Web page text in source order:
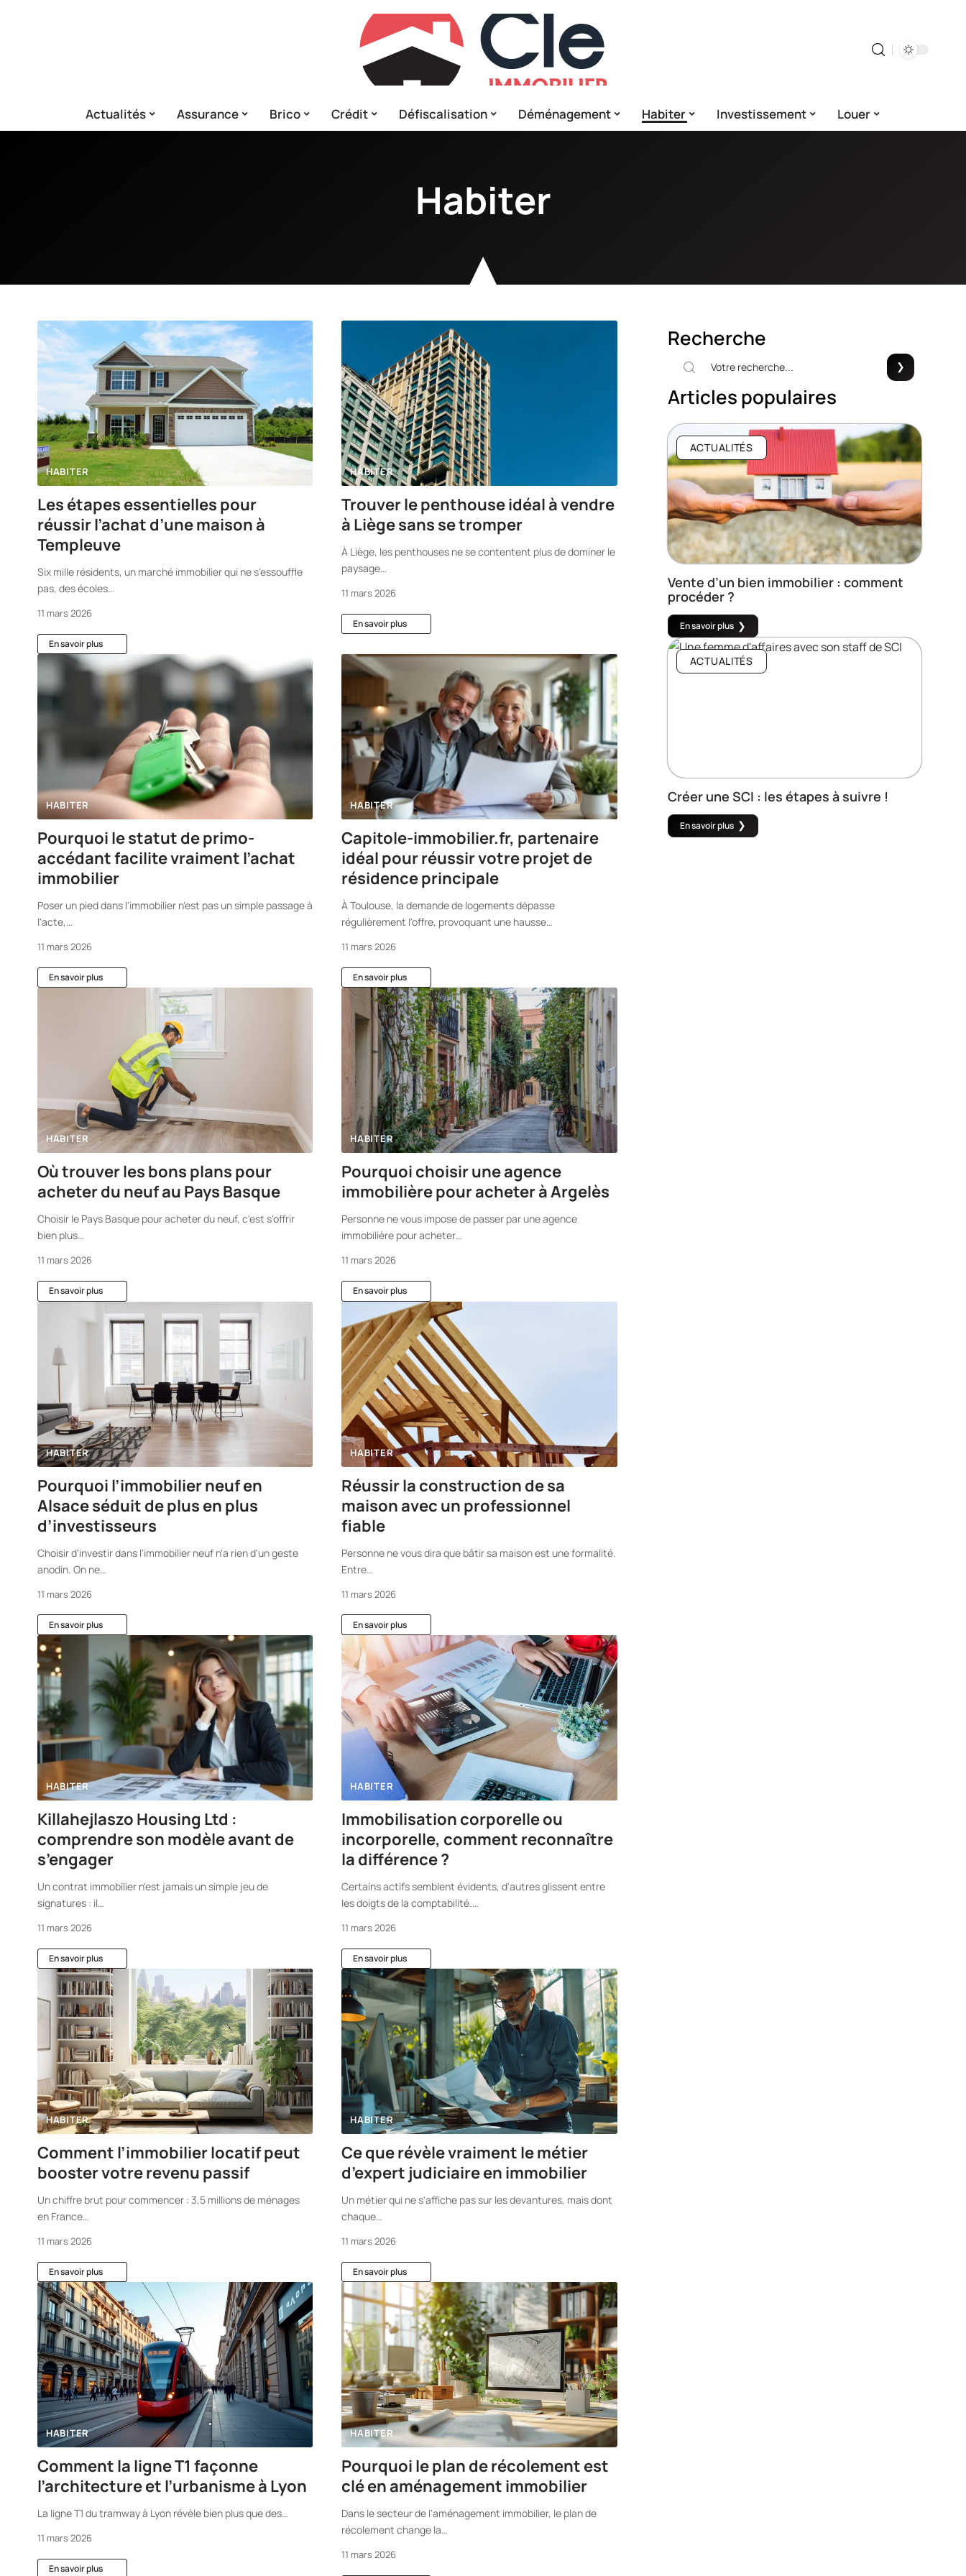
Actualités Assurance Brico Crédit Défiscalisation Déménagement Habiter Investissement Louer
Habiter
HABITER
Les étapes essentielles pour
réussir l’achat d’une maison à
Templeuve
Six mille résidents, un marché immobilier qui ne s'essouffle
pas, des écoles…
11 mars 2026
En savoir plus
HABITER
Trouver le penthouse idéal à vendre
à Liège sans se tromper
À Liège, les penthouses ne se contentent plus de dominer le
paysage…
11 mars 2026
En savoir plus
HABITER
Pourquoi le statut de primo-
accédant facilite vraiment l’achat
immobilier
Poser un pied dans l'immobilier n'est pas un simple passage à
l'acte,…
11 mars 2026
En savoir plus
HABITER
Capitole-immobilier.fr, partenaire
idéal pour réussir votre projet de
résidence principale
À Toulouse, la demande de logements dépasse
régulièrement l'offre, provoquant une hausse…
11 mars 2026
En savoir plus
HABITER
Où trouver les bons plans pour
acheter du neuf au Pays Basque
Choisir le Pays Basque pour acheter du neuf, c'est s'offrir
bien plus…
11 mars 2026
En savoir plus
HABITER
Pourquoi choisir une agence
immobilière pour acheter à Argelès
Personne ne vous impose de passer par une agence
immobilière pour acheter…
11 mars 2026
En savoir plus
HABITER
Pourquoi l’immobilier neuf en
Alsace séduit de plus en plus
d’investisseurs
Choisir d'investir dans l'immobilier neuf n'a rien d'un geste
anodin. On ne…
11 mars 2026
En savoir plus
HABITER
Réussir la construction de sa
maison avec un professionnel
fiable
Personne ne vous dira que bâtir sa maison est une formalité.
Entre…
11 mars 2026
En savoir plus
HABITER
Killahejlaszo Housing Ltd :
comprendre son modèle avant de
s’engager
Un contrat immobilier n'est jamais un simple jeu de
signatures : il…
11 mars 2026
En savoir plus
HABITER
Immobilisation corporelle ou
incorporelle, comment reconnaître
la différence ?
Certains actifs semblent évidents, d'autres glissent entre
les doigts de la comptabilité.…
11 mars 2026
En savoir plus
HABITER
Comment l’immobilier locatif peut
booster votre revenu passif
Un chiffre brut pour commencer : 3,5 millions de ménages
en France…
11 mars 2026
En savoir plus
HABITER
Ce que révèle vraiment le métier
d’expert judiciaire en immobilier
Un métier qui ne s'affiche pas sur les devantures, mais dont
chaque…
11 mars 2026
En savoir plus
HABITER
Comment la ligne T1 façonne
l’architecture et l’urbanisme à Lyon
La ligne T1 du tramway à Lyon révèle bien plus que des…
11 mars 2026
En savoir plus
HABITER
Pourquoi le plan de récolement est
clé en aménagement immobilier
Dans le secteur de l'aménagement immobilier, le plan de
récolement change la…
11 mars 2026
Recherche
Articles populaires
ACTUALITÉS
Vente d’un bien immobilier : comment
procéder ?
En savoir plus
ACTUALITÉS
Créer une SCI : les étapes à suivre !
En savoir plus